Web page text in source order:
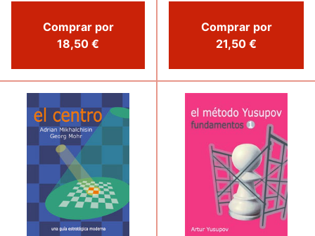
Comprar por
18,50 €
Comprar por
21,50 €